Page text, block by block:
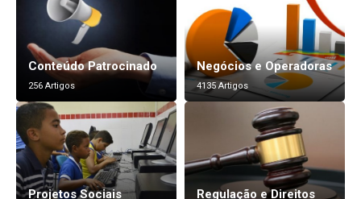
Conteúdo Patrocinado
256 Artigos
Negócios e Operadoras
4135 Artigos
Projetos Sociais Regulação e Direitos